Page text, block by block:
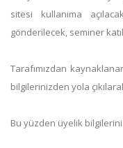
sitesi kullanıma
gönderilecek, seminer
Tarafımızdan
bilgilerinizden yola
Bu yüzden üyelik